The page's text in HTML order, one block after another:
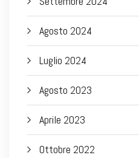
Agosto 2024
Luglio 2024
Agosto 2023
Aprile 2023
Ottobre 2022